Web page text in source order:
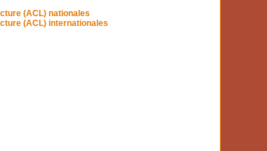
(ACL) nationales
(ACL) internationales